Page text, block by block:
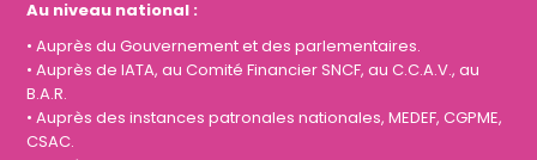
Au niveau national :
• Auprès du Gouvernement et des parlementaires.
• Auprès de IATA, au Comité Financier SNCF, au C.C.A.V., au
B.A.R.
• Auprès des instances patronales nationales, MEDEF, CGPME,
CSAC.